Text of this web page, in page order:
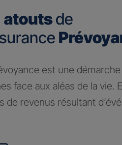
atoutsde
est une
face aux aléas de la vie.
de revenus résultant